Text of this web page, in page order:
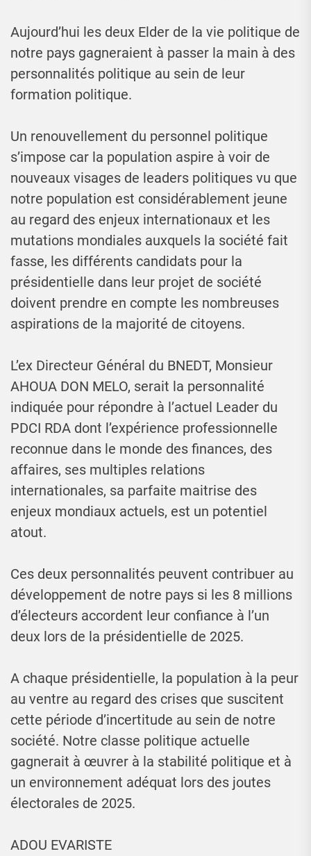
Aujourd’hui les deux Elder de la vie politique de
notre pays gagneraient à passer la main à des
personnalités politique au sein de leur
formation politique.
Un renouvellement du personnel politique
s’impose car la population aspire à voir de
nouveaux visages de leaders politiques vu que
notre population est considérablement jeune
au regard des enjeux internationaux et les
mutations mondiales auxquels la société fait
fasse, les différents candidats pour la
présidentielle dans leur projet de société
doivent prendre en compte les nombreuses
aspirations de la majorité de citoyens.
L’ex Directeur Général du BNEDT, Monsieur
AHOUA DON MELO, serait la personnalité
indiquée pour répondre à l’actuel Leader du
PDCI RDA dont l’expérience professionnelle
reconnue dans le monde des finances, des
affaires, ses multiples relations
internationales, sa parfaite maitrise des
enjeux mondiaux actuels, est un potentiel
atout.
Ces deux personnalités peuvent contribuer au
développement de notre pays si les 8 millions
d’électeurs accordent leur confiance à l’un
deux lors de la présidentielle de 2025.
A chaque présidentielle, la population à la peur
au ventre au regard des crises que suscitent
cette période d’incertitude au sein de notre
société. Notre classe politique actuelle
gagnerait à œuvrer à la stabilité politique et à
un environnement adéquat lors des joutes
électorales de 2025.
ADOU EVARISTE